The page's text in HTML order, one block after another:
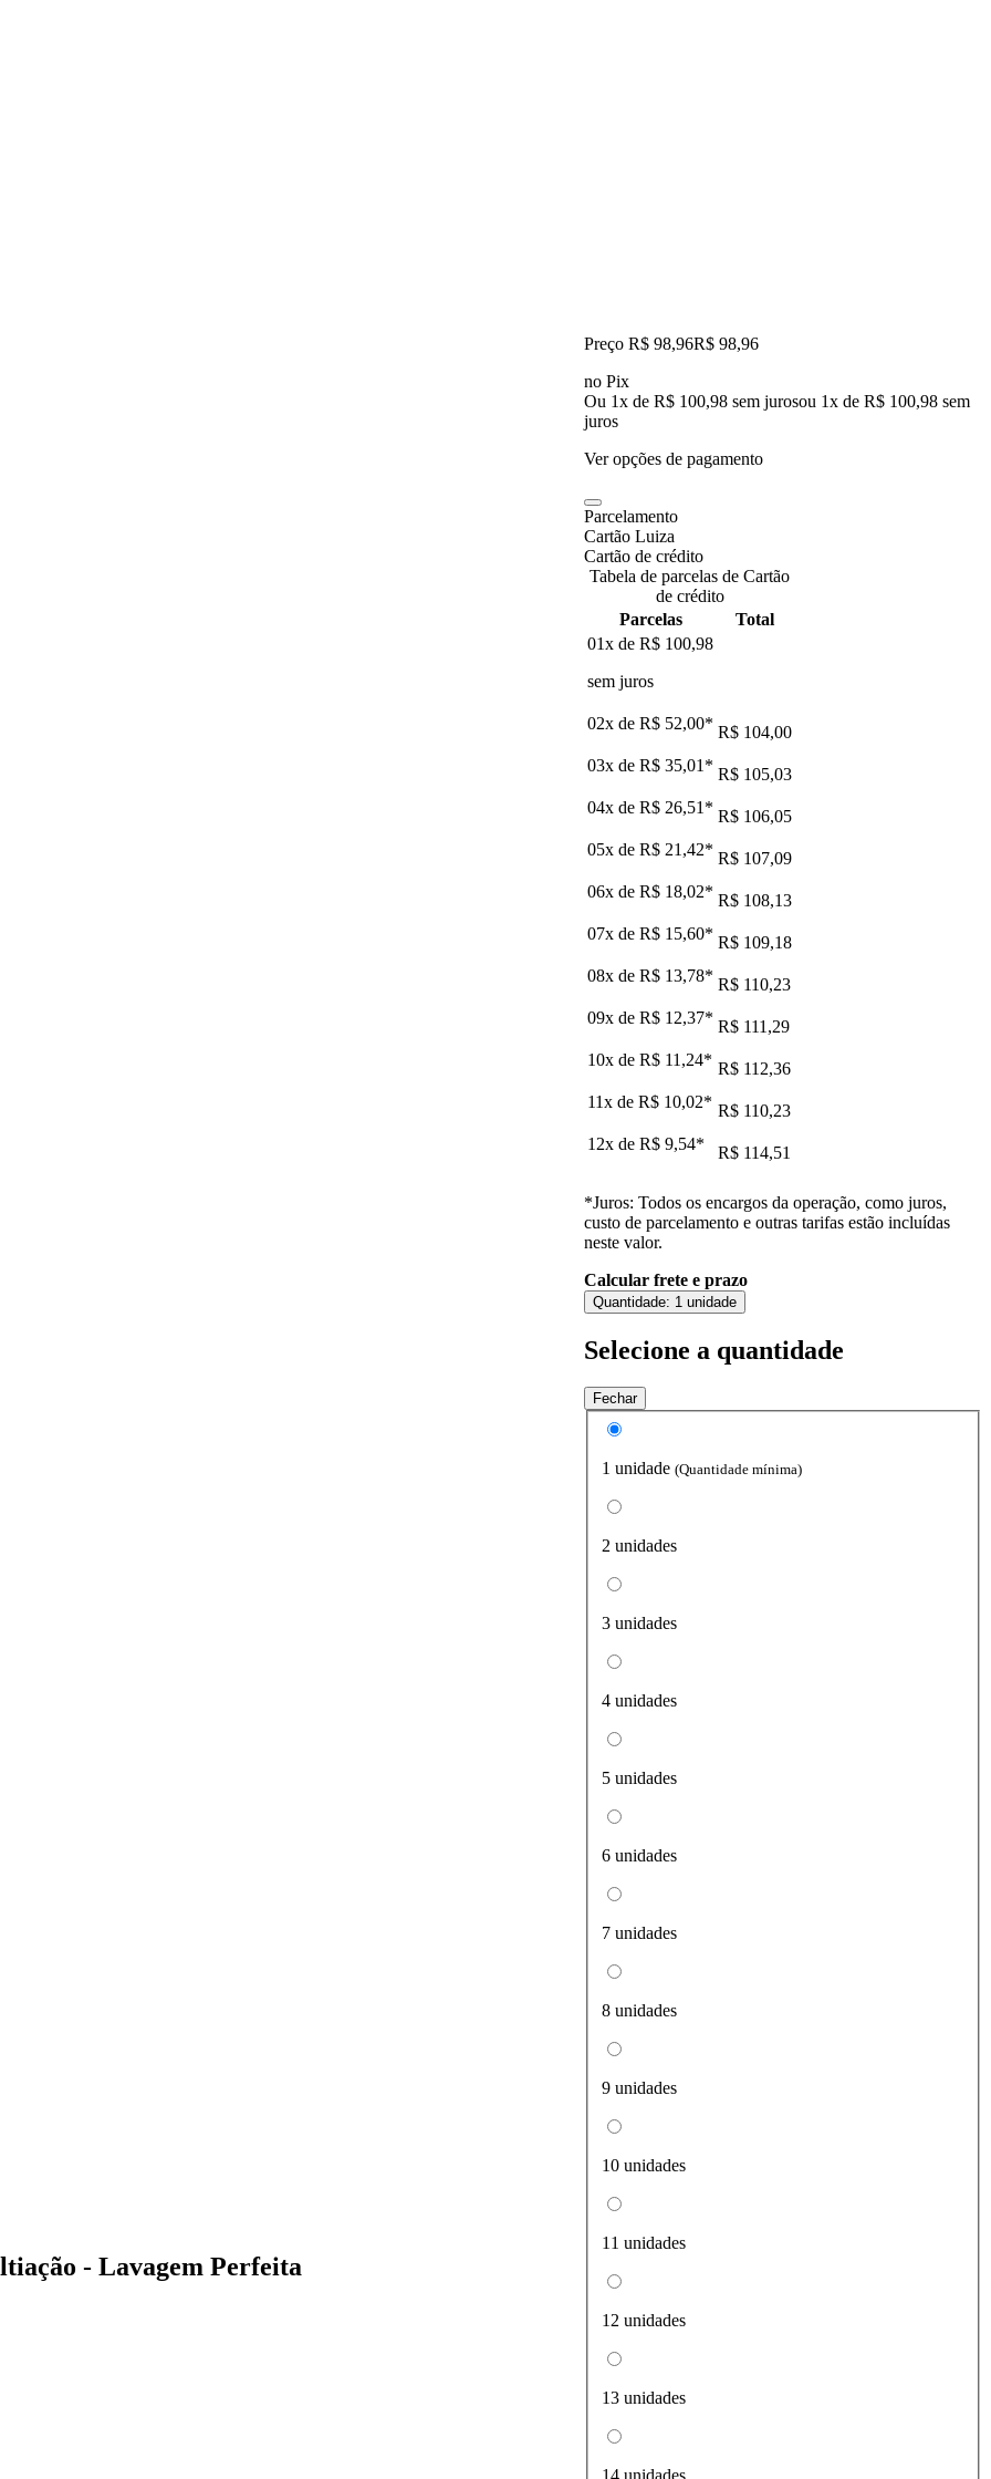
- Lavagem Perfeita
Preço R$ 98,96R$ 98,96
no Pix
Ou 1x de R$ 100,98 sem jurosou 1x de R$ 100,98 sem
juros
Ver opções de pagamento
Parcelamento
Cartão Luiza
Cartão de crédito
Tabela de parcelas de Cartão
de crédito
Parcelas
Total
01x de R$ 100,98
sem juros
02x de R$ 52,00* R$ 104,00
03x de R$ 35,01 * R$ 105,03
04x de R$ 26,51 * R$ 106,05
05x de R$ 21,42* R$ 107,09
06x de R$ 18,02* R$ 108,13
07x de R$ 15,60* R$ 109,18
08x de R$ 13,78* R$ 110,23
09x de R$ 12,37* R$ 111,29
10x de R$ 11,24* R$ 112,36
11x de R$ 10,02* R$ 110,23
12x de R$ 9,54* R$ 114,51
*Juros: Todos os encargos da operação, como juros,
custo de parcelamento e outras tarifas estão incluídas
neste valor.
Calcular frete e prazo
Quantidade: 1 unidade
Selecione a quantidade
Fechar
1 unidade (Quantidade mínima)
2 unidades
3 unidades
4 unidades
5 unidades
6 unidades
7 unidades
8 unidades
9 unidades
10 unidades
11 unidades
12 unidades
13 unidades
14 unidades